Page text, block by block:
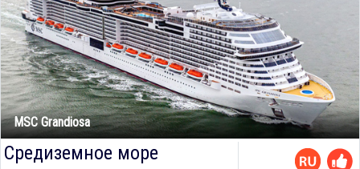
MSC Grandiosa
Средиземное море